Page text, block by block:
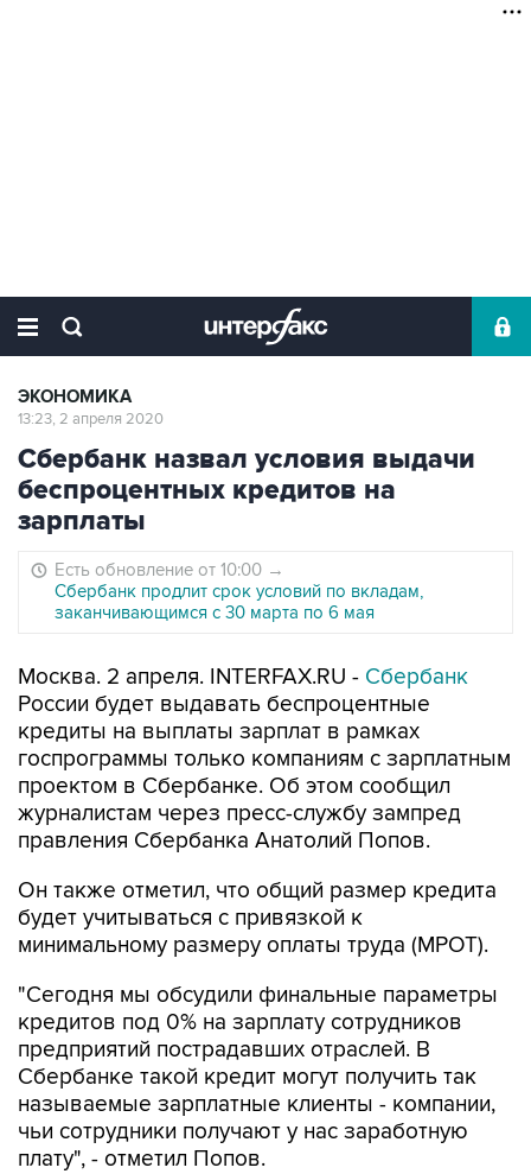
ЭКОНОМИКА
13:23, 2 апреля 2020
Сбербанк назвал условия выдачи
беспроцентных кредитов на
зарплаты
Есть обновление от 10:00 →
Сбербанк продлит срок условий по вкладам,
заканчивающимся с 30 марта по 6 мая
Москва. 2 апреля. INTERFAX.RU - Сбербанк
России будет выдавать беспроцентные
кредиты на выплаты зарплат в рамках
госпрограммы только компаниям с зарплатным
проектом в Сбербанке. Об этом сообщил
журналистам через пресс-службу зампред
правления Сбербанка Анатолий Попов.
Он также отметил, что общий размер кредита
будет учитываться с привязкой к
минимальному размеру оплаты труда (МРОТ).
"Сегодня мы обсудили финальные параметры
кредитов под 0% на зарплату сотрудников
предприятий пострадавших отраслей. В
Сбербанке такой кредит могут получить так
называемые зарплатные клиенты - компании,
чьи сотрудники получают у нас заработную
плату", - отметил Попов.